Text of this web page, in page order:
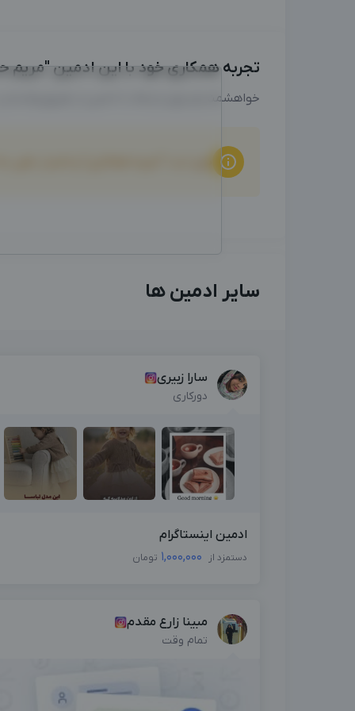
تجربه همکاری خود با این ادمین "مریم
خواهشمندیم برای ارتباط با ادمین از طریق
سایر ادمین ها
سارا زبیری
دورکاری
ادمین اینستاگرام
دستمزد از 1,000,000 تومان
مبینا زارع مقدم
تمام وقت